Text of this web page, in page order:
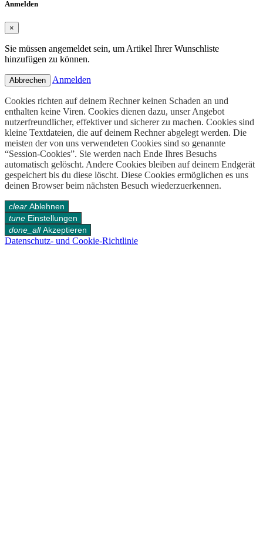
Anmelden
×
Sie müssen angemeldet sein, um Artikel Ihrer Wunschliste
hinzufügen zu können.
Abbrechen Anmelden
Cookies richten auf deinem Rechner keinen Schaden an und
enthalten keine Viren. Cookies dienen dazu, unser Angebot
nutzerfreundlicher, effektiver und sicherer zu machen. Cookies sind
kleine Textdateien, die auf deinem Rechner abgelegt werden. Die
meisten der von uns verwendeten Cookies sind so genannte
“Session-Cookies”. Sie werden nach Ende Ihres Besuchs
automatisch gelöscht. Andere Cookies bleiben auf deinem Endgerät
gespeichert bis du diese löscht. Diese Cookies ermöglichen es uns
deinen Browser beim nächsten Besuch wiederzuerkennen.
clear Ablehnen
tune Einstellungen
done_all Akzeptieren
Datenschutz- und Cookie-Richtlinie